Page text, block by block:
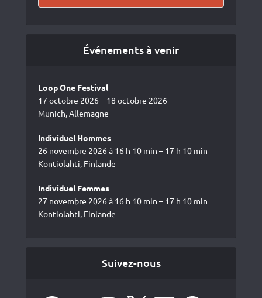
Événements à venir
Loop One Festival
17 octobre 2026 – 18 octobre 2026
Munich, Allemagne
Individuel Hommes
26 novembre 2026 à 16 h 10 min – 17 h 10 min
Kontiolahti, Finlande
Individuel Femmes
27 novembre 2026 à 16 h 10 min – 17 h 10 min
Kontiolahti, Finlande
Suivez-nous